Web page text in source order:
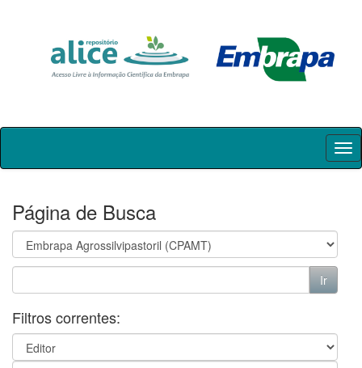
Skip
Página de Busca
Filtros correntes: